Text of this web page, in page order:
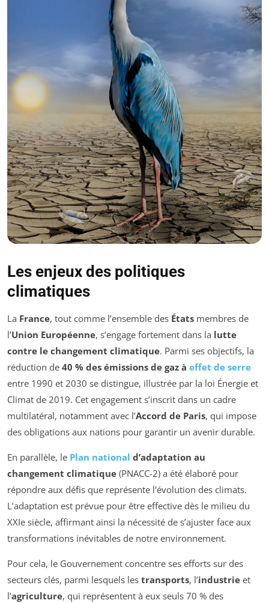
Les enjeux des politiques
climatiques
La France, tout comme l’ensemble des États membres de
l’Union Européenne, s’engage fortement dans la lutte
contre le changement climatique. Parmi ses objectifs, la
réduction de 40 % des émissions de gaz à effet de serre
entre 1990 et 2030 se distingue, illustrée par la loi Énergie et
Climat de 2019. Cet engagement s’inscrit dans un cadre
multilatéral, notamment avec l’Accord de Paris, qui impose
des obligations aux nations pour garantir un avenir durable.
En parallèle, le Plan national d’adaptation au
changement climatique (PNACC-2) a été élaboré pour
répondre aux défis que représente l’évolution des climats.
L’adaptation est prévue pour être effective dès le milieu du
XXIe siècle, affirmant ainsi la nécessité de s’ajuster face aux
transformations inévitables de notre environnement.
Pour cela, le Gouvernement concentre ses efforts sur des
secteurs clés, parmi lesquels les transports, l’industrie et
l’agriculture, qui représentent à eux seuls 70 % des